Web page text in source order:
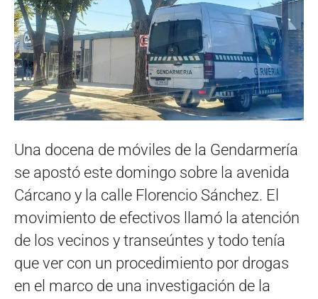
Una docena de móviles de la Gendarmería
se apostó este domingo sobre la avenida
Cárcano y la calle Florencio Sánchez. El
movimiento de efectivos llamó la atención
de los vecinos y transeúntes y todo tenía
que ver con un procedimiento por drogas
en el marco de una investigación de la